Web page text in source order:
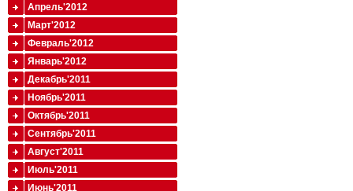
Апрель'2012
Март'2012
Февраль'2012
Январь'2012
Декабрь'2011
Ноябрь'2011
Октябрь'2011
Сентябрь'2011
Август'2011
Июль'2011
Июнь'2011